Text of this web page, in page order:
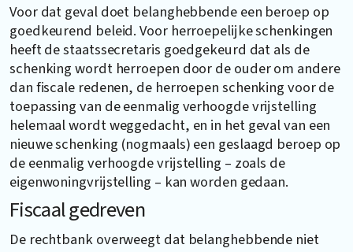
Voor dat geval doet belanghebbende een beroep op
goedkeurend beleid. Voor herroepelijke schenkingen
heeft de staatssecretaris goedgekeurd dat als de
schenking wordt herroepen door de ouder om andere
dan fiscale redenen, de herroepen schenking voor de
toepassing van de eenmalig verhoogde vrijstelling
helemaal wordt weggedacht, en in het geval van een
nieuwe schenking (nogmaals) een geslaagd beroep op
de eenmalig verhoogde vrijstelling – zoals de
eigenwoningvrijstelling – kan worden gedaan.
Fiscaal gedreven
De rechtbank overweegt dat belanghebbende niet